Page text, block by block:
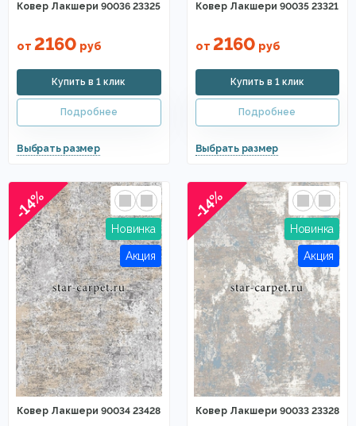
Ковер Лакшери 90036 23325
от 2160 руб
Ковер Лакшери 90035 23321
от 2160 руб
-14%
Ковер Лакшери 90034 23428
-14%
Ковер Лакшери 90033 23328